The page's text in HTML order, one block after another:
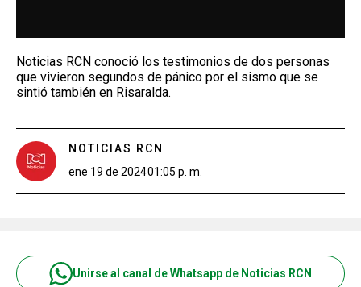
Noticias RCN conoció los testimonios de dos personas
que vivieron segundos de pánico por el sismo que se
sintió también en Risaralda.
NOTICIAS RCN
ene 19 de 202401:05 p. m.
Unirse al canal de Whatsapp de Noticias RCN